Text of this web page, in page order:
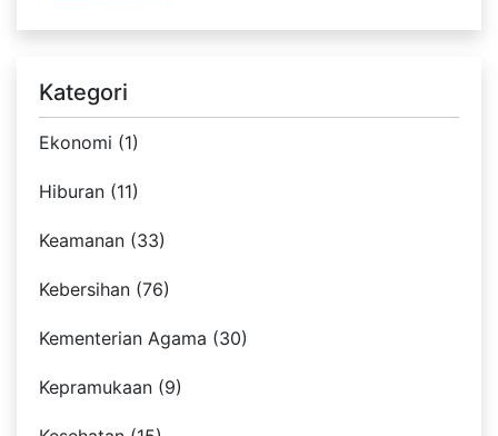
Kategori
Ekonomi (1)
Hiburan (11)
Keamanan (33)
Kebersihan (76)
Kementerian Agama (30)
Kepramukaan (9)